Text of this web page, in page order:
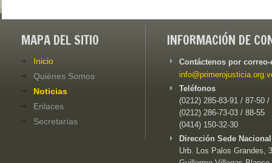
MAPA DEL SITIO
Inicio
Quiénes Somos
Noticias
Enlaces
Secretarías
INFORMACIÓN DE
Contáctenos por
Teléfonos
(0212) 285-83-91 / 87-50 /
(0212) 286-73-03 / 88-55
(0414) 150-32-30
Dirección Sede
Urb. Los Palos Grandes,